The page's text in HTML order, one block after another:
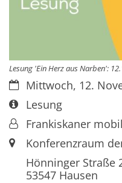
Lesung 'Ein Herz aus Narben':
Datum:Mittwoch, 12.
Art bzw. Nummer:
Lesung
Von:Frankiskaner mobil
Ort:Konferenzraum
Hönninger Straße
53547 Hausen